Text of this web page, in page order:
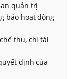
quản trị
báo hoạt động
thu, chi tài
định của